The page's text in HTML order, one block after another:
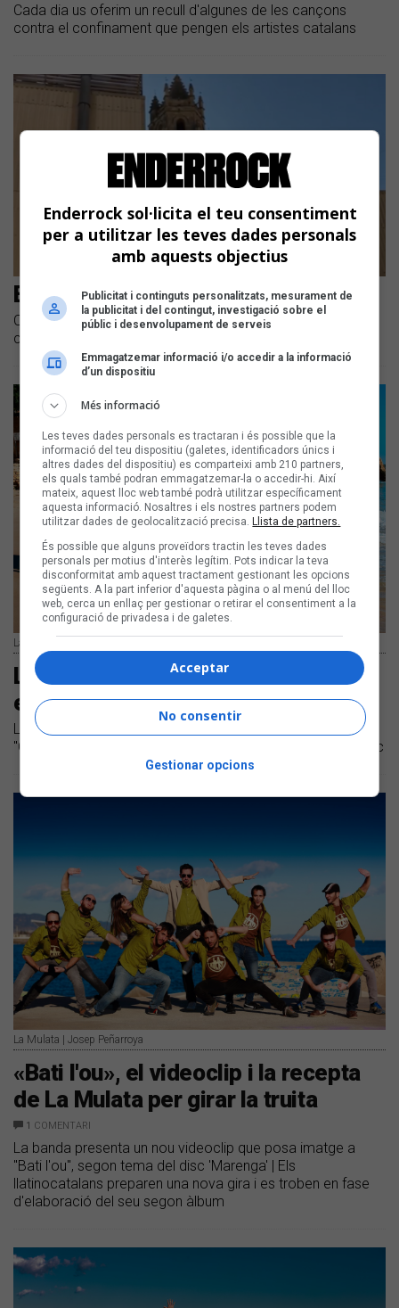
Cada dia us oferim un recull d'algunes de les cançons
contra el confinament que pengen els artistes catalans
El repertori del coronavirus #12
Cada dia us oferim un recull d'algunes de les cançons
contra el confinament que pengen els artistes catalans
La Mulata | Arxiu del grup
La Mulata ens convida a un menú
especial
La formació del barri del Clot presenta el videoclip de
"Caçadors de bolets", un dels més escoltats del segon disc
La Mulata | Josep Peñarroya
«Bati l'ou», el videoclip i la recepta
de La Mulata per girar la truita
1 COMENTARI
La banda presenta un nou videoclip que posa imatge a
"Bati l'ou", segon tema del disc 'Marenga' | Els
llatinocatalans preparen una nova gira i es troben en fase
d'elaboració del seu segon àlbum
Enderrock sol·licita el teu consentiment
per a utilitzar les teves dades personals
amb aquests objectius
Publicitat i continguts personalitzats, mesurament de
la publicitat i del contingut, investigació sobre el
públic i desenvolupament de serveis
Emmagatzemar informació i/o accedir a la informació
d’un dispositiu
Més informació
Les teves dades personals es tractaran i és possible que la
informació del teu dispositiu (galetes, identificadors únics i
altres dades del dispositiu) es comparteixi amb 210 partners,
els quals també podran emmagatzemar-la o accedir-hi. Així
mateix, aquest lloc web també podrà utilitzar específicament
aquesta informació. Nosaltres i els nostres partners podem
utilitzar dades de geolocalització precisa. Llista de partners.
És possible que alguns proveïdors tractin les teves dades
personals per motius d'interès legítim. Pots indicar la teva
disconformitat amb aquest tractament gestionant les opcions
següents. A la part inferior d'aquesta pàgina o al menú del lloc
web, cerca un enllaç per gestionar o retirar el consentiment a la
configuració de privadesa i de galetes.
Acceptar
No consentir
Gestionar opcions